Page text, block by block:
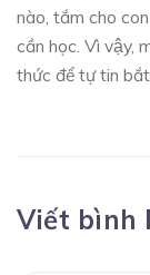
nào, tắm cho
cần học. Vì vậy,
thức để tự tin bắt
Viết bình